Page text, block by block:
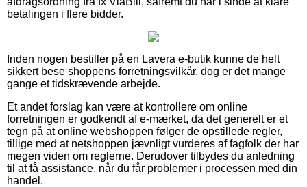
betalingen i flere bidder.
Inden nogen bestiller på en Lavera e-butik kunne de helt
sikkert bese shoppens forretningsvilkår, dog er det mange
gange et tidskrævende arbejde.
Et andet forslag kan være at kontrollere om online
forretningen er godkendt af e-mærket, da det generelt er et
tegn på at online webshoppen følger de opstillede regler,
tillige med at netshoppen jævnligt vurderes af fagfolk der har
megen viden om reglerne. Derudover tilbydes du anledning
til at få assistance, når du får problemer i processen med din
handel.